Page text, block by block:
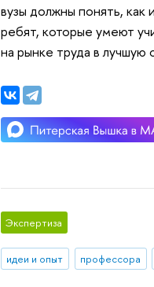
вузы должны понять, как
ребят, которые умеют
на рынке труда в лучшую
Экспертиза
идеи и опыт профессора